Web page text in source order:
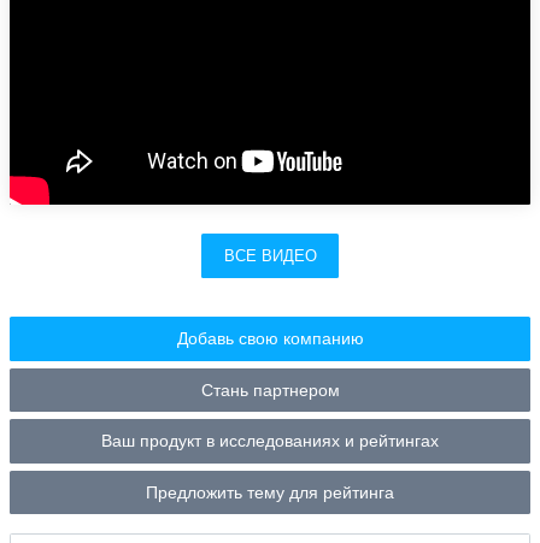
ВСЕ ВИДЕО
Добавь свою компанию
Стань партнером
Ваш продукт в исследованиях и рейтингах
Предложить тему для рейтинга